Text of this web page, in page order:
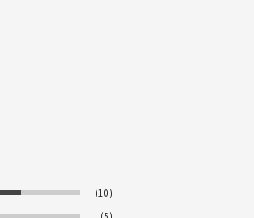
(10)